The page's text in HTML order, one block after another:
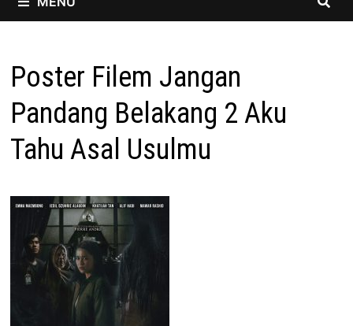
Poster Filem Jangan
Pandang Belakang 2 Aku
Tahu Asal Usulmu